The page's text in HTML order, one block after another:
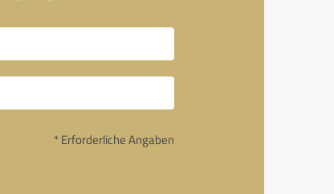
* Erforderliche Angaben